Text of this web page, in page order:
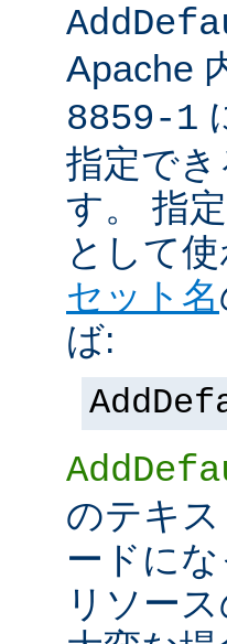
Apache
8859-1
指定で
す。 指
として
セット名
ば:
のテキ
ードに
リソー